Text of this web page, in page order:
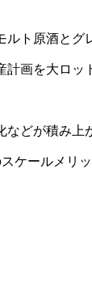
ルト原酒とグ
計画を大ロッ
などが積み上
ケールメリッ